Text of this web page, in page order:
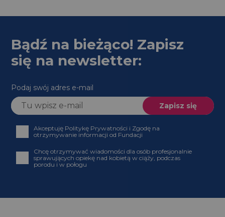
Bądź na bieżąco! Zapisz
się na newsletter:
Podaj swój adres e-mail
Akceptuję Politykę Prywatności i Zgodę na
otrzymywanie informacji od Fundacji
Chcę otrzymywać wiadomości dla osób profesjonalnie
sprawujących opiekę nad kobietą w ciąży, podczas
porodu i w połogu